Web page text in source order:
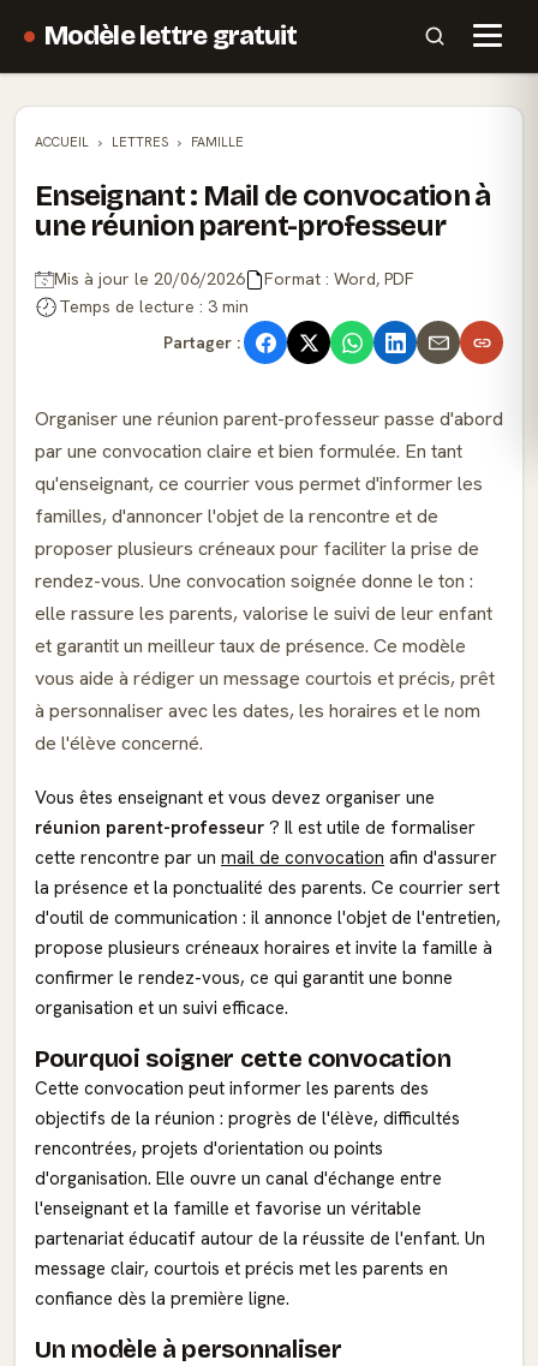
Modèle lettre gratuit
ACCUEIL LETTRES FAMILLE
Enseignant : Mail de convocation à
une réunion parent-professeur
Mis à jour le 20/06/2026
Format : Word, PDF
Temps de lecture : 3 min
Partager :
Organiser une réunion parent-professeur passe d'abord
par une convocation claire et bien formulée. En tant
qu'enseignant, ce courrier vous permet d'informer les
familles, d'annoncer l'objet de la rencontre et de
proposer plusieurs créneaux pour faciliter la prise de
rendez-vous. Une convocation soignée donne le ton :
elle rassure les parents, valorise le suivi de leur enfant
et garantit un meilleur taux de présence. Ce modèle
vous aide à rédiger un message courtois et précis, prêt
à personnaliser avec les dates, les horaires et le nom
de l'élève concerné.
Vous êtes enseignant et vous devez organiser une
réunion parent-professeur ? Il est utile de formaliser
cette rencontre par un mail de convocation afin d'assurer
la présence et la ponctualité des parents. Ce courrier sert
d'outil de communication : il annonce l'objet de l'entretien,
propose plusieurs créneaux horaires et invite la famille à
confirmer le rendez-vous, ce qui garantit une bonne
organisation et un suivi efficace.
Pourquoi soigner cette convocation
Cette convocation peut informer les parents des
objectifs de la réunion : progrès de l'élève, difficultés
rencontrées, projets d'orientation ou points
d'organisation. Elle ouvre un canal d'échange entre
l'enseignant et la famille et favorise un véritable
partenariat éducatif autour de la réussite de l'enfant. Un
message clair, courtois et précis met les parents en
confiance dès la première ligne.
Un modèle à personnaliser